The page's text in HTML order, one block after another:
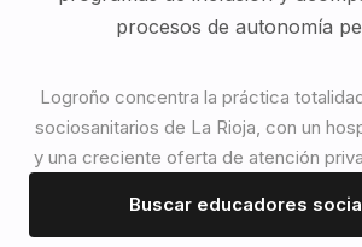
procesos de autonomía
Logroño concentra la práctica
sociosanitarios de La Rioja, con un
y una creciente oferta de atención
Buscar educadores